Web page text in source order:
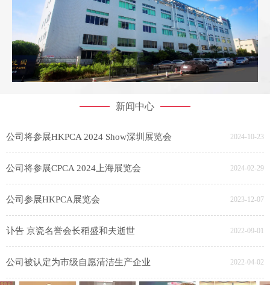
新闻中心
公司将参展HKPCA 2024 Show深圳展览会 2024-10-23
公司将参展CPCA 2024上海展览会 2024-02-29
公司参展HKPCA展览会 2023-12-07
讣告 京瓷名誉会长稻盛和夫逝世 2022-09-01
公司被认定为市级自愿清洁生产企业 2022-04-02